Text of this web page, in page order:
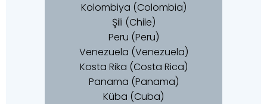
Kolombiya (Colombia)
Şili (Chile)
Peru (Peru)
Venezuela (Venezuela)
Kosta Rika (Costa Rica)
Panama (Panama)
Küba (Cuba)